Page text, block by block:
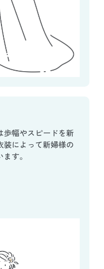
歩幅やスピードを新
装によって新婦様の
ます。